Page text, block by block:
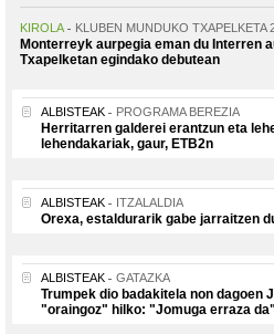
KIROLA KLUBEN MUNDUKO TXAPELKETA
Monterreyk aurpegia eman du Interren
Txapelketan egindako debutean
ALBISTEAK PROGRAMA BEREZIA
Herritarren galderei erantzun eta
lehendakariak, gaur, ETB2n
ALBISTEAK ITZALALDIA
Orexa, estaldurarik gabe jarraitzen
ALBISTEAK GATAZKA
Trumpek dio badakitela non dagoen
"oraingoz" hilko: "Jomuga erraza da"